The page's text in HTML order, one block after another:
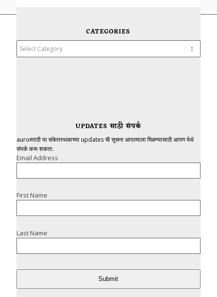
CATEGORIES
Categories
UPDATES साठी संपर्क
auroमराठी या संकेतस्थळाच्या updates ची सूचना आपल्याला मिळण्यासाठी आपण येथे
संपर्क करू शकता.
Email Address
First Name
Last Name
Submit